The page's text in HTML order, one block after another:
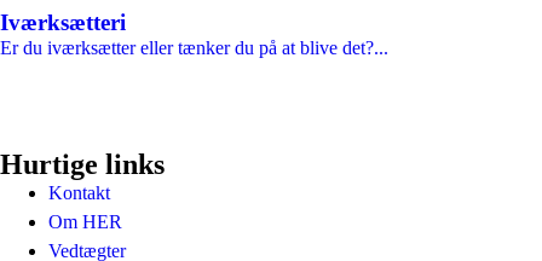
Iværksætteri
Er du iværksætter eller tænker du på at blive det?...
Hurtige links
Kontakt
Om HER
Vedtægter